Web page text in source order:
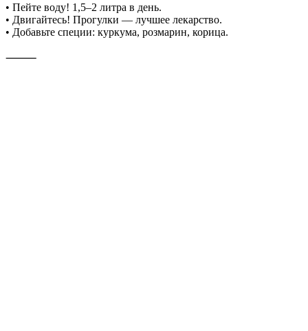
• Пейте воду! 1,5–2 литра в день.
• Двигайтесь! Прогулки — лучшее лекарство.
• Добавьте специи: куркума, розмарин, корица.
⸻